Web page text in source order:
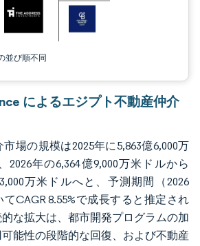
並び順不同
によるエジプト不動産仲介
場の規模は2025年に5,863億6,000万
2026年の6,364億9,000万米ドルから
万米ドルへと、予測期間（2026
CAGR 8.55%で成長すると推定され
な拡大は、都市開発プログラムの加
能性の段階的な回復、および不動産